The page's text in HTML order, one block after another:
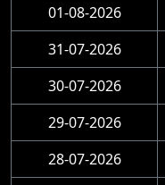
01-08-2026
31-07-2026
30-07-2026
29-07-2026
28-07-2026